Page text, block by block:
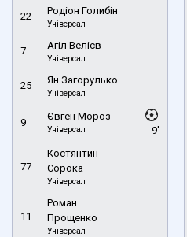
22 Родіон Голибін
Універсал
7 Агіл Велієв
Універсал
25 Ян Загорулько
Універсал
9
Євген Мороз
Універсал 9'
77
Костянтин
Сорока
Універсал
11
Роман
Прощенко
Універсал